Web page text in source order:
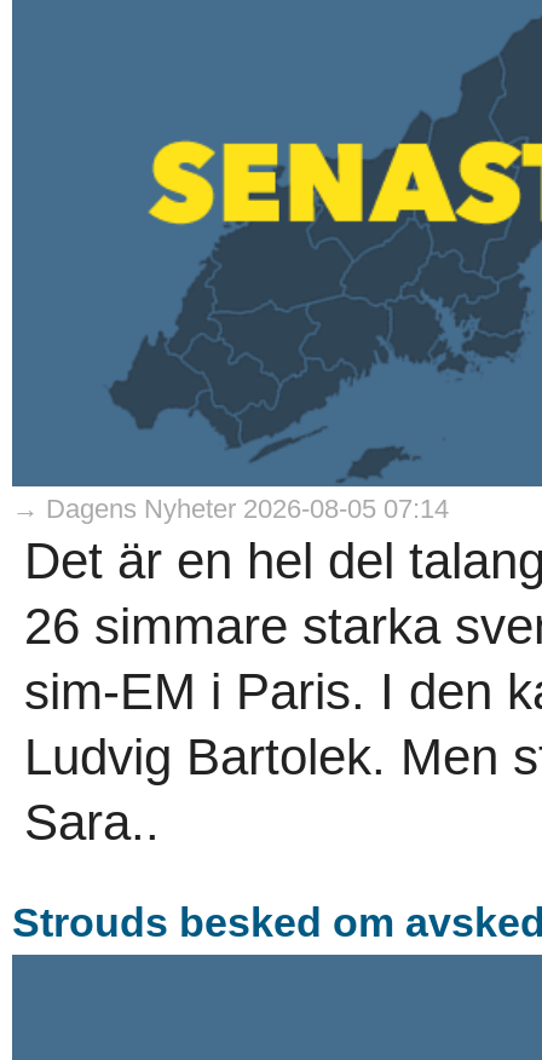
→ Dagens Nyheter 2026-08-05 07:14
Det är en hel del
26 simmare starka
sim-EM i Paris. I den
Ludvig Bartolek. Men
Sara..
Strouds besked om